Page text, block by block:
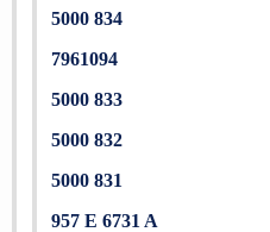
5000 834
7961094
5000 833
5000 832
5000 831
957 E 6731 A